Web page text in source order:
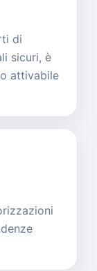
di
sicuri, è
attivabile